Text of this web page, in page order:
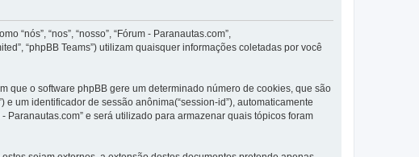
“nós”, “nos”, “nosso”, “Fórum - Paranautas.com”,
“phpBB Teams”) utilizam quaisquer informações coletadas por você
que o software phpBB gere um determinado número de cookies, que são
um identificador de sessão anônima(“session-id”), automaticamente
e será utilizado para armazenar quais tópicos foram